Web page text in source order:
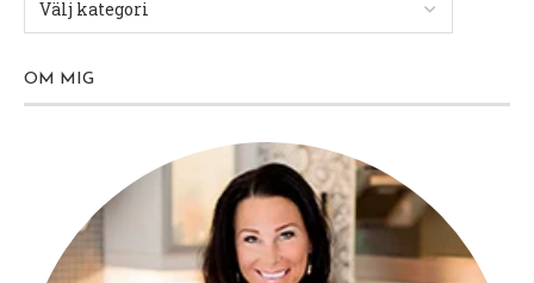
OM MIG